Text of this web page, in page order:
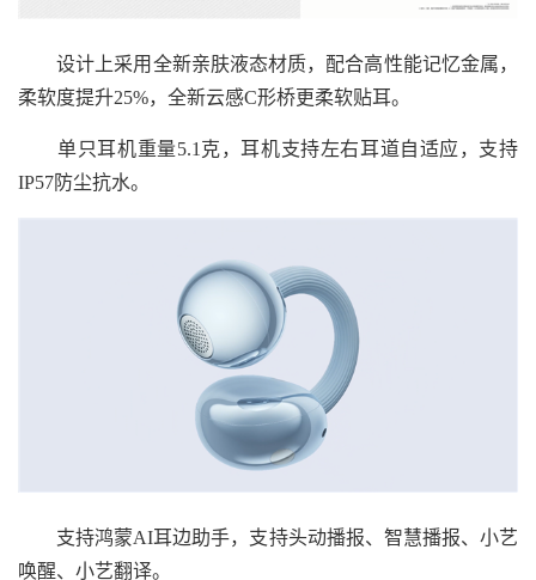
设计上采用全新亲肤液态材质，配合高性能记忆金属，
柔软度提升25%，全新云感C形桥更柔软贴耳。
单只耳机重量5.1克，耳机支持左右耳道自适应，支持
IP57防尘抗水。
支持鸿蒙AI耳边助手，支持头动播报、智慧播报、小艺
唤醒、小艺翻译。